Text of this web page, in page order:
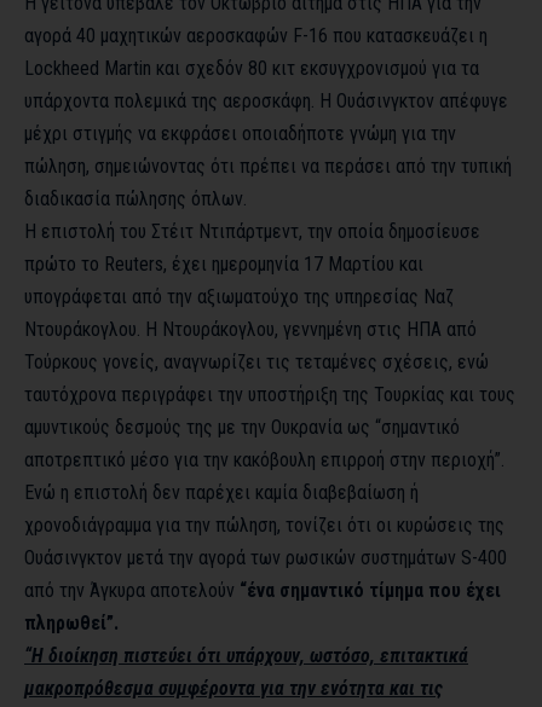
αγορά 40 μαχητικών αεροσκαφών F-16 που κατασκευάζει η
Lockheed Martin και σχεδόν 80 κιτ εκσυγχρονισμού για τα
υπάρχοντα πολεμικά της αεροσκάφη. Η Ουάσινγκτον απέφυγε
μέχρι στιγμής να εκφράσει οποιαδήποτε γνώμη για την
πώληση, σημειώνοντας ότι πρέπει να περάσει από την τυπική
διαδικασία πώλησης όπλων.
Η επιστολή του Στέιτ Ντιπάρτμεντ, την οποία δημοσίευσε
πρώτο το Reuters, έχει ημερομηνία 17 Μαρτίου και
υπογράφεται από την αξιωματούχο της υπηρεσίας Ναζ
Ντουράκογλου. Η Ντουράκογλου, γεννημένη στις ΗΠΑ από
Τούρκους γονείς, αναγνωρίζει τις τεταμένες σχέσεις, ενώ
ταυτόχρονα περιγράφει την υποστήριξη της Τουρκίας και τους
αμυντικούς δεσμούς της με την Ουκρανία ως “σημαντικό
αποτρεπτικό μέσο για την κακόβουλη επιρροή στην περιοχή”.
Ενώ η επιστολή δεν παρέχει καμία διαβεβαίωση ή
χρονοδιάγραμμα για την πώληση, τονίζει ότι οι κυρώσεις της
Ουάσινγκτον μετά την αγορά των ρωσικών συστημάτων S-400
από την Άγκυρα αποτελούν “ένα σημαντικό τίμημα που έχει
πληρωθεί”.
“Η διοίκηση πιστεύει ότι υπάρχουν, ωστόσο, επιτακτικά
μακροπρόθεσμα συμφέροντα για την ενότητα και τις